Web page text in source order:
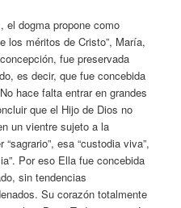
, el dogma propone como
los méritos de Cristo”, María,
fue preservada
es decir, que fue concebida
hace falta entrar en grandes
que el Hijo de Dios no
un vientre sujeto a la
esa “custodia viva”,
Por eso Ella fue concebida
sin tendencias
Su corazón totalmente